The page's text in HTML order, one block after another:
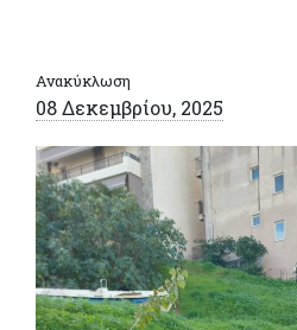
Ανακύκλωση
08 Δεκεμβρίου, 2025